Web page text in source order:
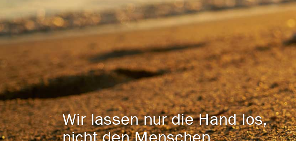
Wir lassen nur die Hand los,